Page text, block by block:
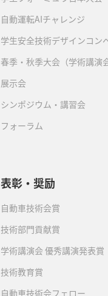
自動運転AIチャレンジ
学生安全技術デザインコン
春季・秋季大会（学術講演会
展示会
シンポジウム・講習会
フォーラム
表彰・奨励
自動車技術会賞
技術部門貢献賞
学術講演会 優秀講演発表賞
技術教育賞
自動車技術会フェロー